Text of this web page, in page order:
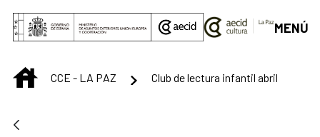
Saltar al contenido principal
MENÚ
INICIOCCE - LA PAZ Club de lectura infantil abril